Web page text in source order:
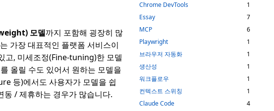
모델까지 포함해 굉장히 많
가장 대표적인 플랫폼 서비스이
고, 미세조정(Fine-tuning)한 모델
올릴 수도 있어서 원하는 모델을
등)에서도 사용자가 모델을 쉽
동 / 제휴하는 경우가 많습니다.
Chrome DevTools
1
Essay
7
MCP
6
Playwright
1
브라우저 자동화
1
생산성
1
워크플로우
1
컨텍스트 스위칭
1
Claude Code
4